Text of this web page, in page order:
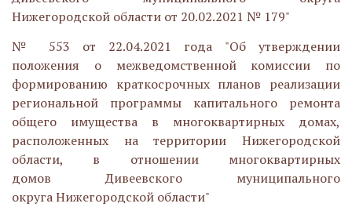
Нижегородской области от 20.02.2021 № 179"
№ 553 от 22.04.2021 года "Об утверждении
положения о межведомственной комиссии по
формированию краткосрочных планов реализации
региональной программы капитального ремонта
общего имущества в многоквартирных домах,
расположенных на территории Нижегородской
области, в отношении многоквартирных
домов Дивеевского муниципального
округа Нижегородской области"